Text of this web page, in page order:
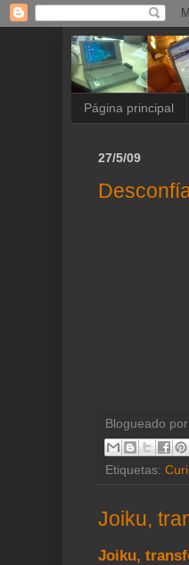
Página principal
27/5/09
Blogueado por
Etiquetas:
Joiku,
Joiku,